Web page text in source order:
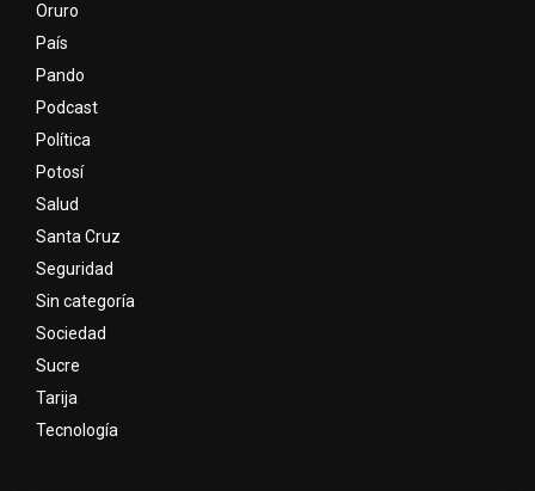
Oruro
País
Pando
Podcast
Política
Potosí
Salud
Santa Cruz
Seguridad
Sin categoría
Sociedad
Sucre
Tarija
Tecnología